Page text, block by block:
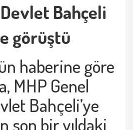
Bahçeli
görüştü
haberine göre
MHP Genel
Bahçeli’ye
son bir yıldaki